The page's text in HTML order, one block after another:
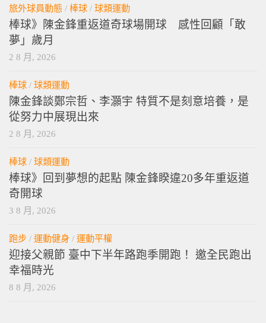
旅外球員動態 / 棒球 / 球類運動
棒球》陳金鋒重返道奇球場開球 感性回顧「敢
夢」歲月
2 8 月, 2026
棒球 / 球類運動
陳金鋒談鄭宗哲、李灝宇 特質不是刻意培養，是
從努力中展現出來
2 8 月, 2026
棒球 / 球類運動
棒球》回到夢想的起點 陳金鋒睽違20多年重返道
奇開球
3 8 月, 2026
跑步 / 運動健身 / 運動平權
迎接父親節 臺中下半年路跑季開跑！ 邀全民跑出
幸福時光
8 8 月, 2026